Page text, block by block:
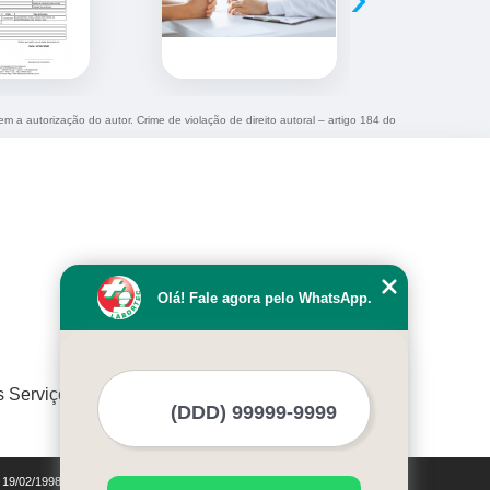
a autorização do autor. Crime de violação de direito autoral – artigo 184 do
Serviços
02/1998)
Olá! Fale agora pelo WhatsApp.